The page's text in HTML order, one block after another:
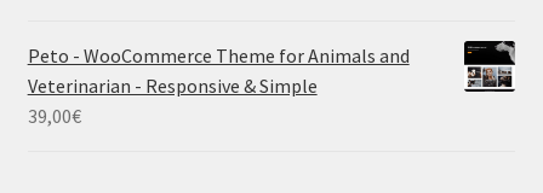
Peto - WooCommerce Theme for Animals and
Veterinarian - Responsive & Simple
39,00€